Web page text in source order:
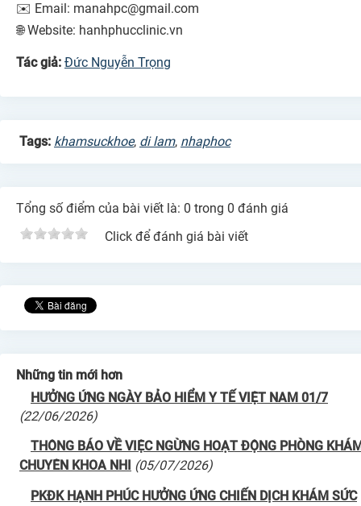
✉️ Email: manahpc@gmail.com
🌐 Website: hanhphucclinic.vn
Tác giả: Đức Nguyễn Trọng
Tags: khamsuckhoe, di lam, nhaphoc
Tổng số điểm của bài viết là: 0 trong 0 đánh giá
Click để đánh giá bài viết
Những tin mới hơn
HƯỞNG ỨNG NGÀY BẢO HIỂM Y TẾ VIỆT NAM 01/7
(22/06/2026)
THÔNG BÁO VỀ VIỆC NGỪNG HOẠT ĐỘNG PHÒNG
CHUYÊN KHOA NHI
(05/07/2026)
PKĐK HẠNH PHÚC HƯỞNG ỨNG CHIẾN DỊCH KHÁM SỨC